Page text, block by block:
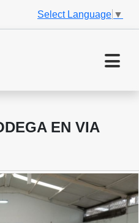
Select Language ▼
EN VIA